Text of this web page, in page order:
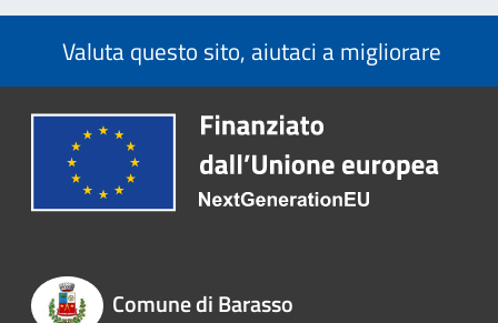
Valuta questo sito, aiutaci a migliorare
Comune di Barasso